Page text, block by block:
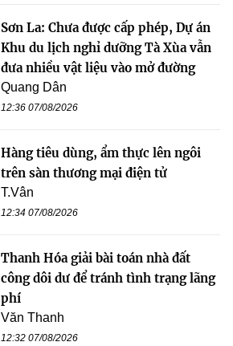
Sơn La: Chưa được cấp phép, Dự án
Khu du lịch nghỉ dưỡng Tà Xùa vẫn
đưa nhiều vật liệu vào mở đường
Quang Dân
12:36 07/08/2026
Hàng tiêu dùng, ẩm thực lên ngôi
trên sàn thương mại điện tử
T.Vân
12:34 07/08/2026
Thanh Hóa giải bài toán nhà đất
công dôi dư để tránh tình trạng lãng
phí
Văn Thanh
12:32 07/08/2026